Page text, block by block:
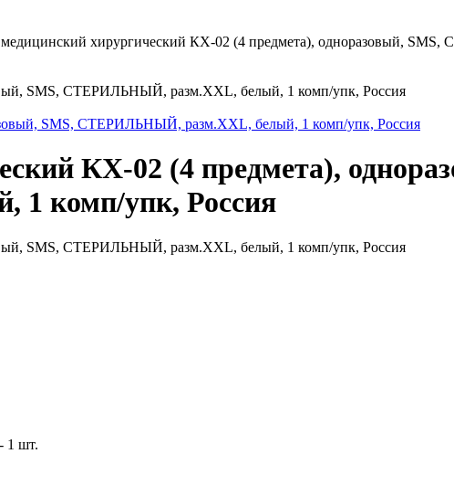
хирургический КХ-02 (4 предмета), одноразовый,
SMS, СТЕРИЛЬНЫЙ, разм.XXL, белый, 1 комп/упк, Россия
КХ-02 (4 предмета),
комп/упк, Россия
SMS, СТЕРИЛЬНЫЙ, разм.XXL, белый, 1 комп/упк, Россия
1 шт.